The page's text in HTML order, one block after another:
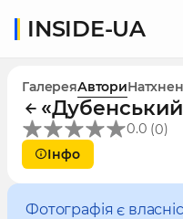
INSIDE-UA
ГалереяАвтори
0.0 (0)
Інфо
Фотографія є